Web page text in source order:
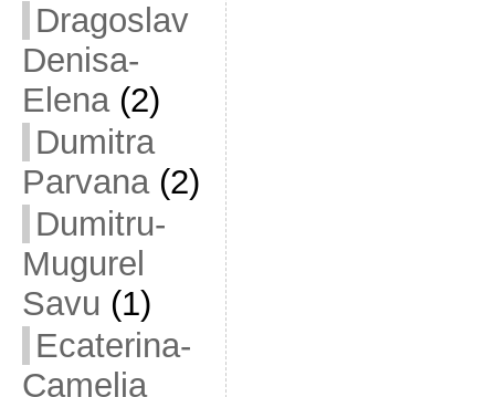
Dragoslav
Denisa-
Elena(2)
Dumitra
Parvana(2)
Dumitru-
Mugurel
Savu (1)
Ecaterina-
Camelia